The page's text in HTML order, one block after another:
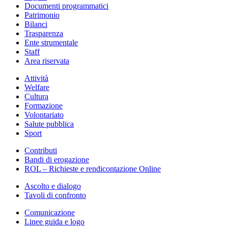
Documenti programmatici
Patrimonio
Bilanci
Trasparenza
Ente strumentale
Staff
Area riservata
Attività
Welfare
Cultura
Formazione
Volontariato
Salute pubblica
Sport
Contributi
Bandi di erogazione
ROL – Richieste e rendicontazione Online
Ascolto e dialogo
Tavoli di confronto
Comunicazione
Linee guida e logo